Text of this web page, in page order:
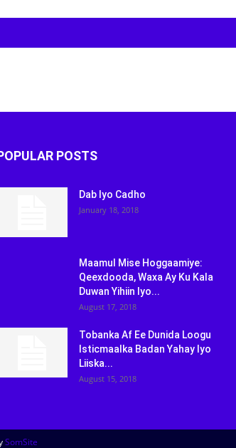
POSTS
Dab Iyo Cadho
January 18, 2018
Maamul Mise Hoggaamiye:
Qeexdooda, Waxa Ay Ku Kala
Duwan Yihiin Iyo...
August 17, 2018
Tobanka Af Ee Dunida Loogu
Isticmaalka Badan Yahay Iyo
Liiska...
August 15, 2018
SomSite